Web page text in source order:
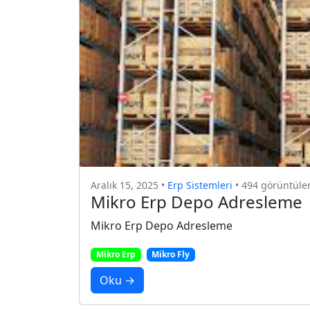
Aralık 15, 2025 • Erp Sistemleri • 494
Mikro Erp Depo Adresleme
Mikro Erp Depo Adresleme
Mikro Erp Mikro Fly
Oku →